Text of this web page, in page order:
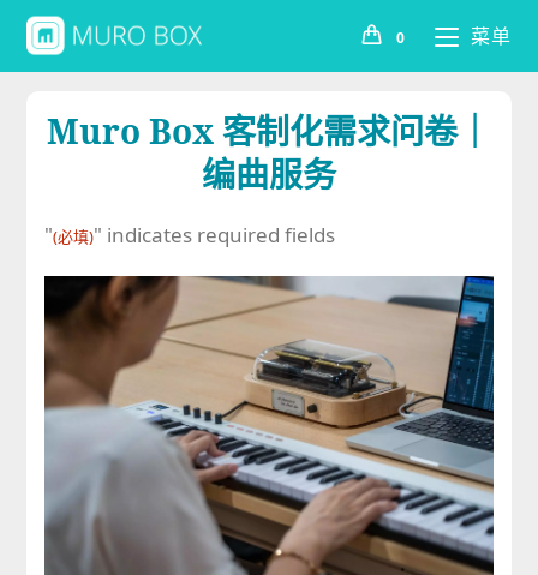
0 菜单
Muro Box 客制化需求问卷｜
编曲服务
"(必填)" indicates required fields